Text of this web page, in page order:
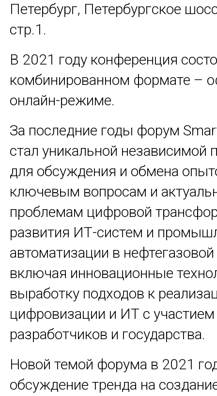
Петербург, Петербургское
стр.1.
В 2021 году конференция
комбинированном формате –
онлайн-режиме.
За последние годы форум
стал уникальной независимой
для обсуждения и обмена
ключевым вопросам и
проблемам цифровой
развития ИТ-систем и
автоматизации в
включая инновационные
выработку подходов к
цифровизации и ИТ с участием
разработчиков и государства.
Новой темой форума в 2021
обсуждение тренда на